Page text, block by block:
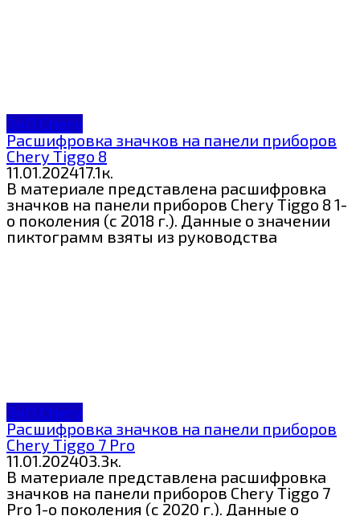
ЗнП Chery
Расшифровка значков на панели приборов
Chery Tiggo 8
11.01.202417.1к.
В материале представлена расшифровка
значков на панели приборов Chery Tiggo 8 1-
о поколения (с 2018 г.). Данные о значении
пиктограмм взяты из руководства
ЗнП Chery
Расшифровка значков на панели приборов
Chery Tiggo 7 Pro
11.01.202403.3к.
В материале представлена расшифровка
значков на панели приборов Chery Tiggo 7
Pro 1-о поколения (с 2020 г.). Данные о